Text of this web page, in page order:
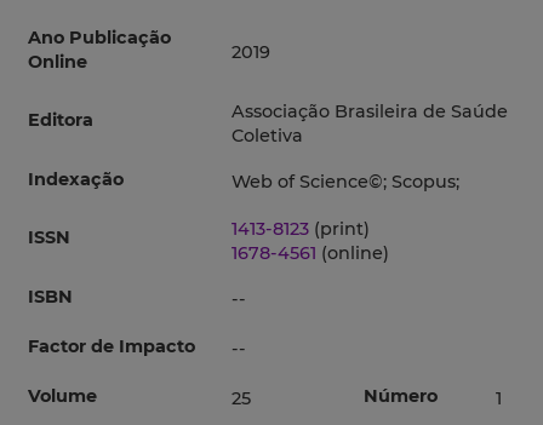
Ano Publicação
Online
2019
Editora
Associação Brasileira de Saúde
Coletiva
Indexação
Web of Science©; Scopus;
ISSN 1413-8123 (print)
1678-4561 (online)
ISBN
--
Factor de Impacto --
Volume 25 Número 1